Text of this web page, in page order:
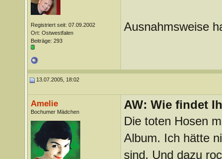
Registriert seit: 07.09.2002
Ort: Ostwestfalen
Beiträge: 293
Ausnahmsweise
13.07.2005, 18:02
Amelie
Bochumer Mädchen
AW: Wie findet
Die toten Hosen
Album. Ich hätte
sind. Und dazu